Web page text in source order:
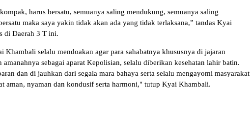
harus bersatu, semuanya saling mendukung, semuanya saling
maka saya yakin tidak akan ada yang tidak terlaksana,” tandas Kyai
di Daerah 3 T ini.
Khambali selalu mendoakan agar para sahabatnya khususnya di jajaran
sebagai aparat Kepolisian, selalu diberikan kesehatan lahir batin.
dan di jauhkan dari segala mara bahaya serta selalu mengayomi masyarakat
aman, nyaman dan kondusif serta harmoni," tutup Kyai Khambali.